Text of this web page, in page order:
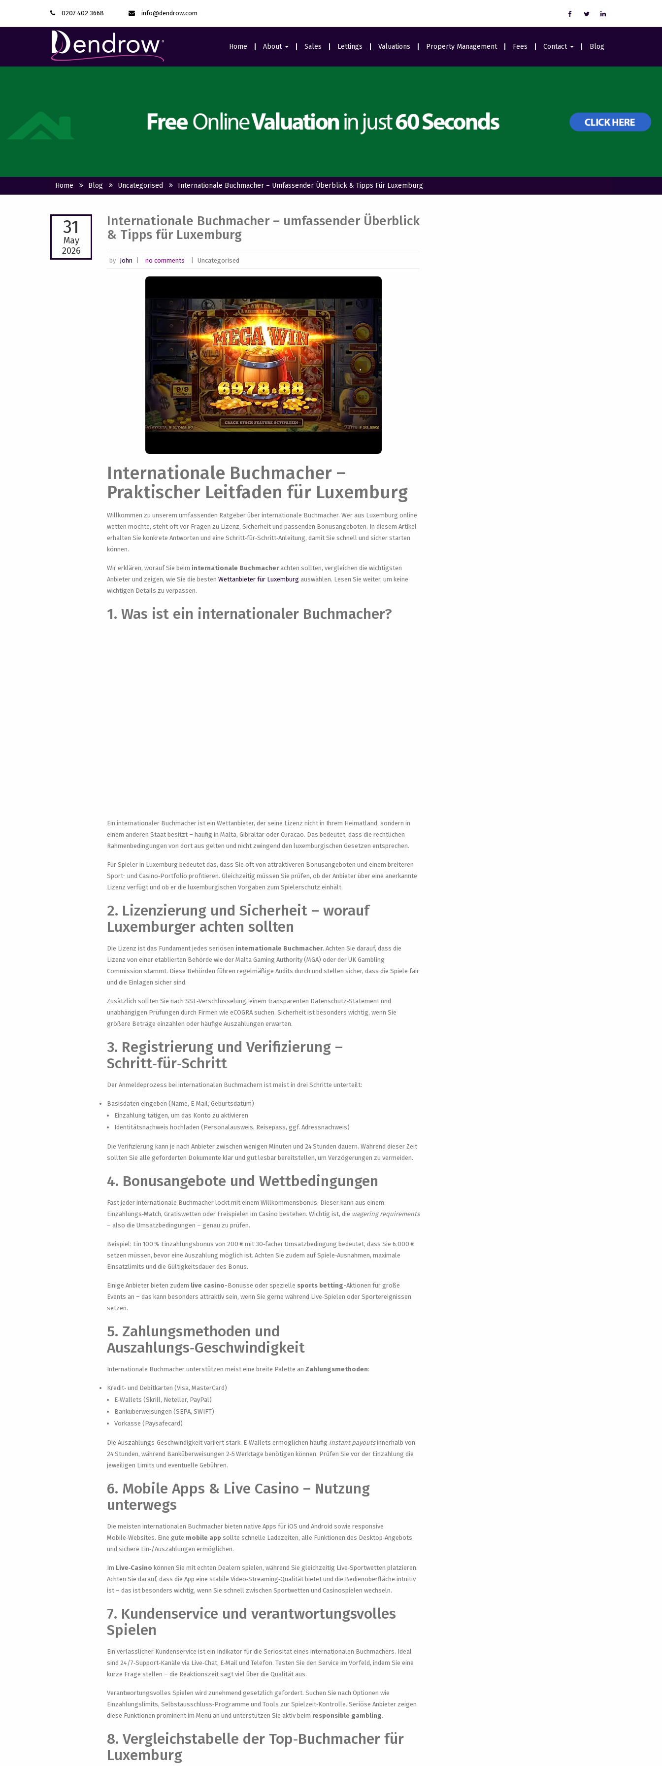
0207 402 3668 info@dendrow.com
Home About
Testimonials
Sales Lettings Valuations Property Management Fees Contact Blog
Home Blog Uncategorised Internationale Buchmacher – Umfassender Überblick & Tipps Für Luxemburg
31
May
2026
Internationale Buchmacher – umfassender Überblick
& Tipps für Luxemburg
by John no comments Uncategorised
Internationale Buchmacher –
Praktischer Leitfaden für Luxemburg
Willkommen zu unserem umfassenden Ratgeber über internationale Buchmacher. Wer aus Luxemburg online
wetten möchte, steht oft vor Fragen zu Lizenz, Sicherheit und passenden Bonusangeboten. In diesem Artikel
erhalten Sie konkrete Antworten und eine Schritt‑für‑Schritt‑Anleitung, damit Sie schnell und sicher starten
können.
Wir erklären, worauf Sie beim internationale Buchmacherachten sollten, vergleichen die wichtigsten
Anbieter und zeigen, wie Sie die besten Wettanbieter für Luxemburg auswählen. Lesen Sie weiter, um keine
wichtigen Details zu verpassen.
1. Was ist ein internationaler Buchmacher?
Ein internationaler Buchmacher ist ein Wettanbieter, der seine Lizenz nicht in Ihrem Heimatland, sondern in
einem anderen Staat besitzt – häufig in Malta, Gibraltar oder Curacao. Das bedeutet, dass die rechtlichen
Rahmenbedingungen von dort aus gelten und nicht zwingend den luxemburgischen Gesetzen entsprechen.
Für Spieler in Luxemburg bedeutet das, dass Sie oft von attraktiveren Bonusangeboten und einem breiteren
Sport- und Casino‑Portfolio profitieren. Gleichzeitig müssen Sie prüfen, ob der Anbieter über eine anerkannte
Lizenz verfügt und ob er die luxemburgischen Vorgaben zum Spielerschutz einhält.
2. Lizenzierung und Sicherheit – worauf
Luxemburger achten sollten
Die Lizenz ist das Fundament jedes seriösen internationale Buchmacher. Achten Sie darauf, dass die
Lizenz von einer etablierten Behörde wie der Malta Gaming Authority (MGA) oder der UK Gambling
Commission stammt. Diese Behörden führen regelmäßige Audits durch und stellen sicher, dass die Spiele fair
und die Einlagen sicher sind.
Zusätzlich sollten Sie nach SSL‑Verschlüsselung, einem transparenten Datenschutz‑Statement und
unabhängigen Prüfungen durch Firmen wie eCOGRA suchen. Sicherheit ist besonders wichtig, wenn Sie
größere Beträge einzahlen oder häufige Auszahlungen erwarten.
3. Registrierung und Verifizierung –
Schritt‑für‑Schritt
Der Anmeldeprozess bei internationalen Buchmachern ist meist in drei Schritte unterteilt:
Basisdaten eingeben (Name, E‑Mail, Geburtsdatum)
Einzahlung tätigen, um das Konto zu aktivieren
Identitätsnachweis hochladen (Personalausweis, Reisepass, ggf. Adressnachweis)
Die Verifizierung kann je nach Anbieter zwischen wenigen Minuten und 24 Stunden dauern. Während dieser Zeit
sollten Sie alle geforderten Dokumente klar und gut lesbar bereitstellen, um Verzögerungen zu vermeiden.
4. Bonusangebote und Wettbedingungen
Fast jeder internationale Buchmacher lockt mit einem Willkommensbonus. Dieser kann aus einem
Einzahlungs‑Match, Gratiswetten oder Freispielen im Casino bestehen. Wichtig ist, die wagering requirements
– also die Umsatzbedingungen – genau zu prüfen.
Beispiel: Ein 100 % Einzahlungsbonus von 200 € mit 30‑facher Umsatzbedingung bedeutet, dass Sie 6.000 €
setzen müssen, bevor eine Auszahlung möglich ist. Achten Sie zudem auf Spiele‑Ausnahmen, maximale
Einsatzlimits und die Gültigkeitsdauer des Bonus.
Einige Anbieter bieten zudem live casino-Bonusse oder spezielle sports betting-Aktionen für große
Events an – das kann besonders attraktiv sein, wenn Sie gerne während Live‑Spielen oder Sportereignissen
setzen.
5. Zahlungsmethoden und
Auszahlungs‑Geschwindigkeit
Internationale Buchmacher unterstützen meist eine breite Palette an Zahlungsmethoden:
Kredit‑ und Debitkarten (Visa, MasterCard)
E‑Wallets (Skrill, Neteller, PayPal)
Banküberweisungen (SEPA, SWIFT)
Vorkasse (Paysafecard)
Die Auszahlungs‑Geschwindigkeit variiert stark. E‑Wallets ermöglichen häufig instant payoutsinnerhalb von
24 Stunden, während Banküberweisungen 2‑5 Werktage benötigen können. Prüfen Sie vor der Einzahlung die
jeweiligen Limits und eventuelle Gebühren.
6. Mobile Apps & Live Casino – Nutzung
unterwegs
Die meisten internationalen Buchmacher bieten native Apps für iOS und Android sowie responsive
Mobile‑Websites. Eine gute mobile app sollte schnelle Ladezeiten, alle Funktionen des Desktop‑Angebots
und sichere Ein‑/Auszahlungen ermöglichen.
Im Live‑Casino können Sie mit echten Dealern spielen, während Sie gleichzeitig Live‑Sportwetten platzieren.
Achten Sie darauf, dass die App eine stabile Video‑Streaming‑Qualität bietet und die Bedienoberfläche intuitiv
ist – das ist besonders wichtig, wenn Sie schnell zwischen Sportwetten und Casinospielen wechseln.
7. Kundenservice und verantwortungsvolles
Spielen
Ein verlässlicher Kundenservice ist ein Indikator für die Seriosität eines internationalen Buchmachers. Ideal
sind 24/7‑Support‑Kanäle via Live‑Chat, E‑Mail und Telefon. Testen Sie den Service im Vorfeld, indem Sie eine
kurze Frage stellen – die Reaktionszeit sagt viel über die Qualität aus.
Verantwortungsvolles Spielen wird zunehmend gesetzlich gefordert. Suchen Sie nach Optionen wie
Einzahlungslimits, Selbstausschluss‑Programme und Tools zur Spielzeit‑Kontrolle. Seriöse Anbieter zeigen
diese Funktionen prominent im Menü an und unterstützen Sie aktiv beim responsible gambling.
8. Vergleichstabelle der Top‑Buchmacher für
Luxemburg